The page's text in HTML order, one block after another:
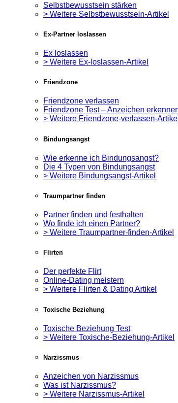
Selbstbewusstsein stärken
> Weitere Selbstbewusstsein-Artikel
Ex-Partner loslassen
Ex loslassen
> Weitere Ex-loslassen-Artikel
Friendzone
Friendzone verlassen
Friendzone Test – Anzeichen
> Weitere Friendzone-verlassen-Artikel
Bindungsangst
Wie erkenne ich Bindungsangst?
Die 4 Typen von Bindungsangst
> Weitere Bindungsangst-Artikel
Traumpartner finden
Partner finden und festhalten
Wo finde ich einen Partner?
> Weitere Traumpartner-finden-Artikel
Flirten
Der perfekte Flirt
Online-Dating meistern
> Weitere Flirten & Dating Artikel
Toxische Beziehung
Toxische Beziehung Test
> Weitere Toxische-Beziehung-Artikel
Narzissmus
Anzeichen von Narzissmus
Was ist Narzissmus?
> Weitere Narzissmus-Artikel